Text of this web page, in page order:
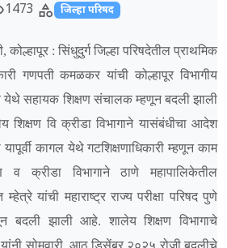
1473 category जिल्हा परिषद
कोल्हापूर : सिंधुदुर्ग जिल्हा परिषदेतील प्राथमिक
गणपती कमळकर यांची कोल्हापूर विभागीय
येथे सहायक शिक्षण संचालक म्हणून बदली झाली
शिक्षण वि क्रीडा विभागाने यासंबंधीचा आदेश
कागल येथे गटशिक्षणाधिकारी म्हणून काम
क्रीडा विभागाने ठाणे महापालिकेतील
यांची महाराष्ट्र राज्य परीक्षा परिषद पुणे
बदली झाली आहे. शालेय शिक्षण विभागाचे
सोमवारी, आठ डिसेंबर २०२५ रोजी बदलीचे